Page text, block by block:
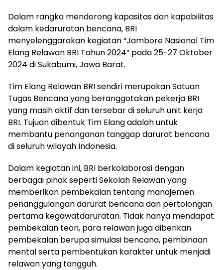
Dalam rangka mendorong kapasitas dan kapabilitas
dalam kedaruratan bencana, BRI
menyelenggarakan kegiatan “Jambore Nasional Tim
Elang Relawan BRI Tahun 2024” pada 25-27 Oktober
2024 di Sukabumi, Jawa Barat.
Tim Elang Relawan BRI sendiri merupakan Satuan
Tugas Bencana yang beranggotakan pekerja BRI
yang masih aktif dan tersebar di seluruh unit kerja
BRI. Tujuan dibentuk Tim Elang adalah untuk
membantu penanganan tanggap darurat bencana
di seluruh wilayah Indonesia.
Dalam kegiatan ini, BRI berkolaborasi dengan
berbagai pihak seperti Sekolah Relawan yang
memberikan pembekalan tentang manajemen
penanggulangan darurat bencana dan pertolongan
pertama kegawatdaruratan. Tidak hanya mendapat
pembekalan teori, para relawan juga diberikan
pembekalan berupa simulasi bencana, pembinaan
mental serta pembentukan karakter untuk menjadi
relawan yang tangguh.